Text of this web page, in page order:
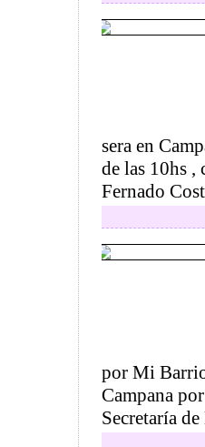
sera en
de las 10hs
Fernado
por Mi
Campana
Secretaría